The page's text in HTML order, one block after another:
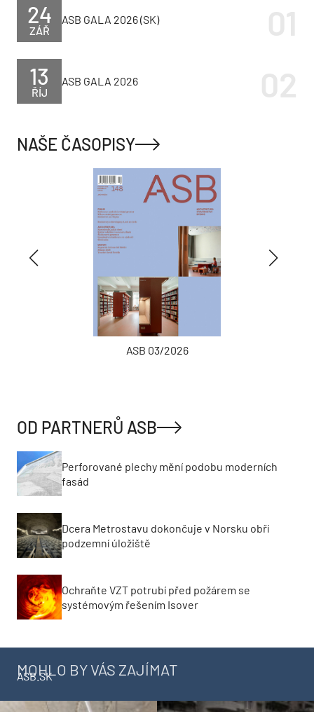
ZÁŘ
24 ASB GALA 2026 (SK)
ŘÍJ
13 ASB GALA 2026
NAŠE ČASOPISY
ASB 03/2026
OD PARTNERŮ ASB
Perforované plechy mění podobu moderních
fasád
Dcera Metrostavu dokončuje v Norsku obří
podzemní úložiště
Ochraňte VZT potrubí před požárem se
systémovým řešením Isover
MOHLO BY VÁS ZAJÍMAT
ASB.SK